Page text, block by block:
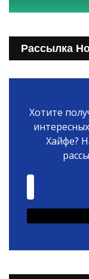
Рассылка
Хотите
Хайфе?